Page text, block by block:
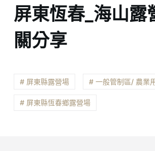
屏東恆春_海山露
關分享
# 屏東縣露營場 # 一般管制區/ 農業
# 屏東縣恆春鄉露營場